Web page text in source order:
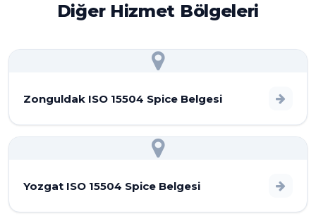
Diğer Hizmet Bölgeleri
Zonguldak ISO 15504 Spice Belgesi
Yozgat ISO 15504 Spice Belgesi